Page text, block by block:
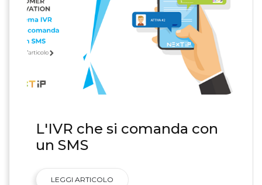
L'IVR che si comanda con
un SMS
LEGGI ARTICOLO